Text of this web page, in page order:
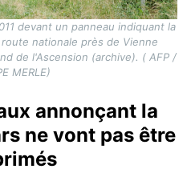
devant un panneau indiquant la
nationale près de Vienne
de l'Ascension (archive). ( AFP /
MERLE)
annonçant la
ne vont pas être